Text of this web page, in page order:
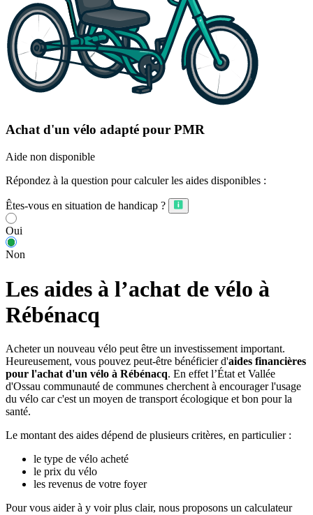
Achat d'un vélo adapté pour PMR
Aide non disponible
Répondez à la question pour calculer les aides disponibles :
Êtes-vous en situation de handicap ?
Oui
Non
Les aides à l’achat de vélo à
Rébénacq
Acheter un nouveau vélo peut être un investissement important.
Heureusement, vous pouvez peut-être bénéficier d'aides financières
pour l'achat d'un vélo à Rébénacq. En effet l’État et Vallée
d'Ossau communauté de communes cherchent à encourager l'usage
du vélo car c'est un moyen de transport écologique et bon pour la
santé.
Le montant des aides dépend de plusieurs critères, en particulier :
le type de vélo acheté
le prix du vélo
les revenus de votre foyer
Pour vous aider à y voir plus clair, nous proposons un calculateur